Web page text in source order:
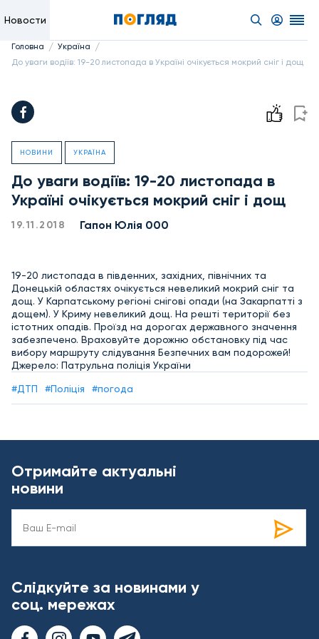
Новости
Головна / Україна /
До уваги водіїв: 19-20 листопада в Україні очікується мокрий сніг і дощ
НОВИНИ УКРАЇНА
До уваги водіїв: 19-20 листопада в
Україні очікується мокрий сніг і дощ
19.11.2018 Гапон Юлія 000
19-20 листопада в південних, західних, північних та
Донецькій областях очікується невеликий мокрий сніг та
дощ. У Карпатському регіоні снігові опади (на Закарпатті з
дощем). У Криму невеликий дощ. На решті території без
істотних опадів. Проїзд на дорогах державного значення
забезпечено. Враховуйте дорожню обстановку під час
вибору маршруту слідування Безпечних вам подорожей!
Джерело: Патрульна поліція України
#ДТП #Поліція #погода
Отримайте актуальні
новини
Слідкуйте за новинами у
соц. мережах